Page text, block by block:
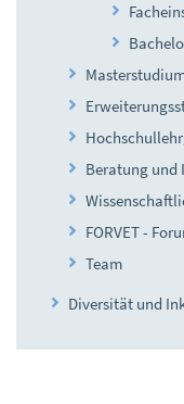
Beratung und
FORVET -
Team
Diversität und